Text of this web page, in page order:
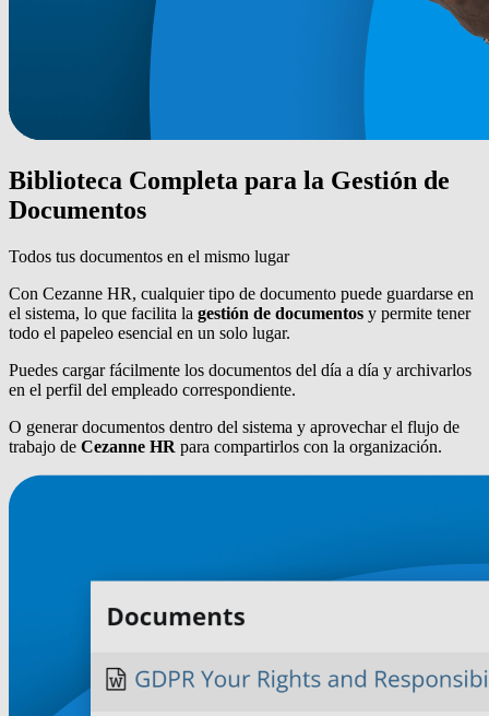
Biblioteca Completa para la Gestión de
Documentos
Todos tus documentos en el mismo lugar
Con Cezanne HR, cualquier tipo de documento puede guardarse en
el sistema, lo que facilita la gestión de documentos y permite tener
todo el papeleo esencial en un solo lugar.
Puedes cargar fácilmente los documentos del día a día y archivarlos
en el perfil del empleado correspondiente.
O generar documentos dentro del sistema y aprovechar el flujo de
trabajo de Cezanne HR para compartirlos con la organización.